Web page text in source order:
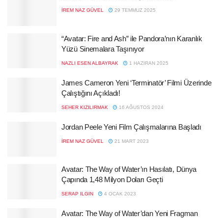
İREM NAZ GÜVEL 29 TEMMUZ 2025
“Avatar: Fire and Ash” ile Pandora’nın Karanlık
Yüzü Sinemalara Taşınıyor
NAZLI ESEN ALBAYRAK 1 HAZIRAN 2025
James Cameron Yeni ‘Terminatör’ Filmi Üzerinde
Çalıştığını Açıkladı!
SEHER KIZILIRMAK 16 AĞUSTOS 2024
Jordan Peele Yeni Film Çalışmalarına Başladı
İREM NAZ GÜVEL 21 MART 2023
Avatar: The Way of Water’ın Hasılatı, Dünya
Çapında 1,48 Milyon Doları Geçti
SERAP ILGIN 4 OCAK 2023
Avatar: The Way of Water’dan Yeni Fragman